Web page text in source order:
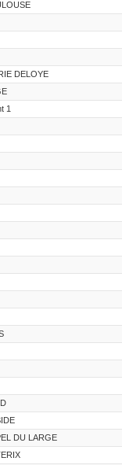
DELOYE
1
DU LARGE